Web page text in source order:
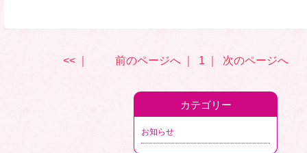
<< 前のページへ 1 次のページへ
カテゴリー
お知らせ